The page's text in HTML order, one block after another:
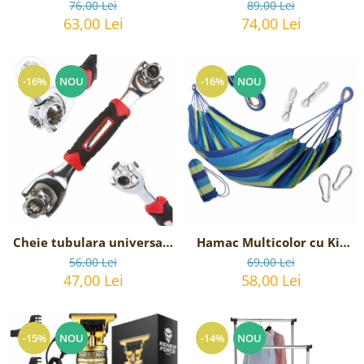
x 70cm
76,00 Lei
63,00 Lei
pentru chiuveta sau cada
89,00 Lei
74,00 Lei
-16% NOU
Cheie tubulara universala
multifunctionala , 8-
19mm,
56,00 Lei
47,00 Lei
-16% NOU
Hamac Multicolor cu Kit
de instalare
69,00 Lei
58,00 Lei
-15% NOU -14% NOU